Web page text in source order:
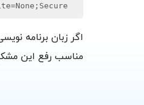
مناسب رفع این مشکل